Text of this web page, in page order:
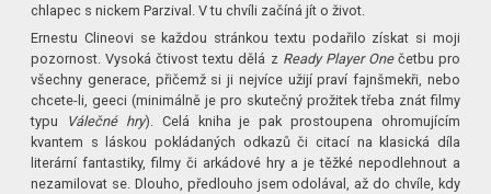
chlapec s nickem Parzival. V tu chvíli začíná jít o život.
Ernestu Clineovi se každou stránkou textu podařilo získat si moji
pozornost. Vysoká čtivost textu dělá z Ready Player Onečetbu pro
všechny generace, přičemž si ji nejvíce užijí praví fajnšmekři, nebo
chcete-li, geeci (minimálně je pro skutečný prožitek třeba znát filmy
typu
Válečné hry). Celá kniha je pak prostoupena ohromujícím
kvantem s láskou pokládaných odkazů či citací na klasická díla
literární fantastiky, filmy či arkádové hry a je těžké nepodlehnout a
nezamilovat se. Dlouho, předlouho jsem odolával, až do chvíle, kdy